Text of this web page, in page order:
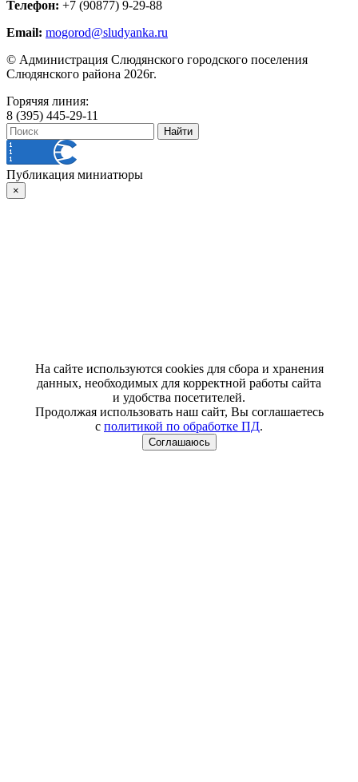
Телефон: +7 (90877) 9-29-88
Email: mogorod@sludyanka.ru
© Администрация Слюдянского городского поселения
Слюдянского района 2026г.
Горячяя линия:
8 (395) 445-29-11
Публикация миниатюры
×
На сайте используются cookies для сбора и хранения
данных, необходимых для корректной работы сайта
и удобства посетителей.
Продолжая использовать наш сайт, Вы соглашаетесь
с политикой по обработке ПД.
Соглашаюсь